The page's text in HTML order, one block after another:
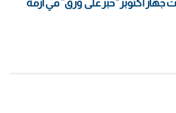
جهاز أكتوبر “حبر على ورق” في أزمة